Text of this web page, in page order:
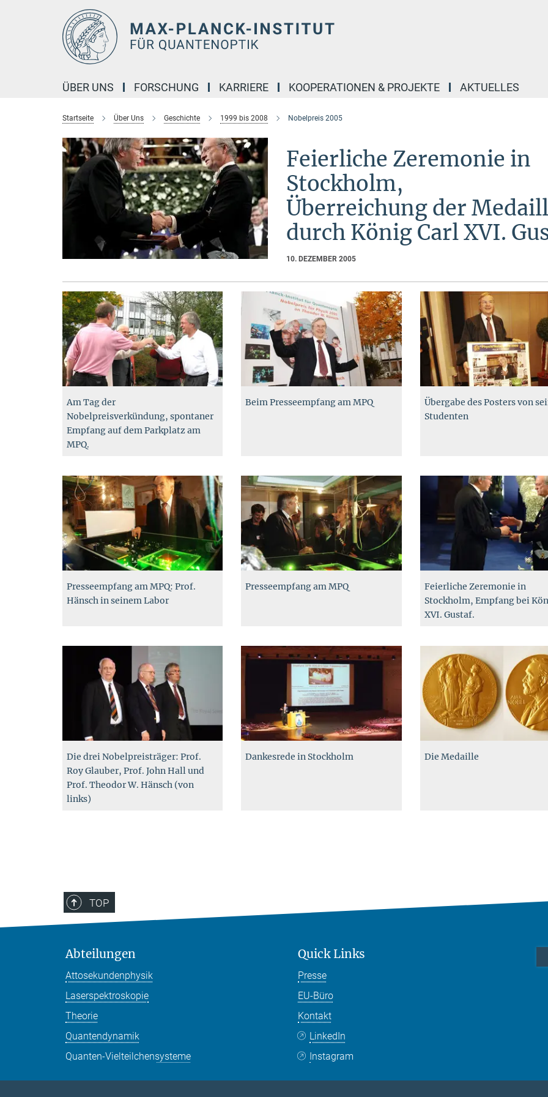
ÜBER UNS FORSCHUNG KARRIERE KOOPERATIONEN & PROJEKTE AKTUELLES
Startseite Über Uns Geschichte 1999 bis 2008 Nobelpreis 2005
Feierliche Zeremonie in
Stockholm,
Überreichung der
durch König Carl XVI.
10. DEZEMBER 2005
Am Tag der
Nobelpreisverkündung, spontaner
Empfang auf dem Parkplatz am
MPQ.
Beim Presseempfang am MPQ
Übergabe des Posters von
Studenten
Presseempfang am MPQ: Prof.
Hänsch in seinem Labor
Presseempfang am MPQ
Feierliche Zeremonie in
Stockholm, Empfang bei
XVI. Gustaf.
Die drei Nobelpreisträger: Prof.
Roy Glauber, Prof. John Hall und
Prof. Theodor W. Hänsch (von
links)
Dankesrede in Stockholm Die Medaille
TOP
Abteilungen
Attosekundenphysik
Laserspektroskopie
Theorie
Quantendynamik
Quanten-Vielteilchensysteme
Quick Links
Presse
EU-Büro
Kontakt
LinkedIn
Instagram